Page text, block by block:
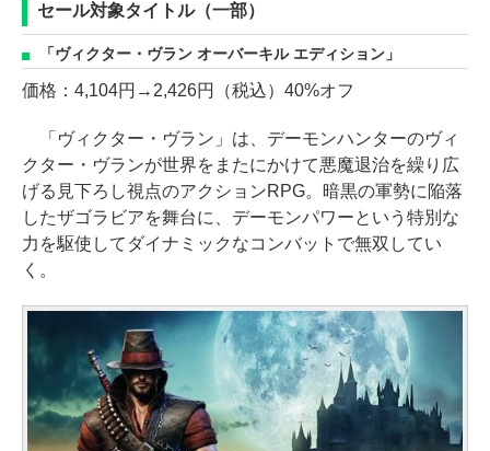
セール対象タイトル（一部）
「ヴィクター・ヴラン オーバーキル エディション」
価格：4,104円→2,426円（税込）40%オフ
「ヴィクター・ヴラン」は、デーモンハンターのヴィ
クター・ヴランが世界をまたにかけて悪魔退治を繰り広
げる見下ろし視点のアクションRPG。暗黒の軍勢に陥落
したザゴラビアを舞台に、デーモンパワーという特別な
力を駆使してダイナミックなコンバットで無双してい
く。